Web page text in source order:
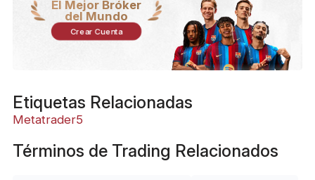
El Mejor Bróker
del Mundo
Crear Cuenta
Etiquetas Relacionadas
Metatrader5
Términos de Trading Relacionados